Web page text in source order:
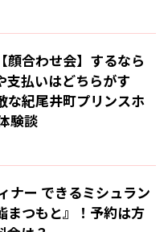
顔合わせ会】するなら
支払いはどちらがす
な紀尾井町プリンスホ
験談
ナー できるミシュラン
まつもと』！予約は方